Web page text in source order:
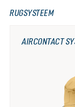
RUGSYSTEEM
AIRCONTACT